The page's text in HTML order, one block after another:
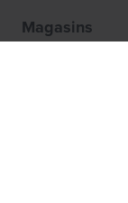
Magasins